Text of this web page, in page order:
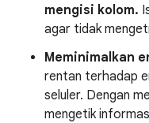
mengisi kolom.
agar tidak
Meminimalkan
rentan terhadap
seluler. Dengan
mengetik